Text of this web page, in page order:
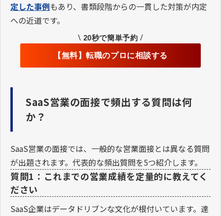
定した事例もあり、書類段階からの一貫した対策が内定
への近道です。
\ 20秒で簡単予約 /
【無料】転職のプロに相談する
SaaS営業の面接で頻出する質問は何
か？
SaaS営業の面接では、一般的な営業面接とは異なる質問
が出題されます。代表的な頻出質問を5つ紹介します。
質問1：これまでの営業成績を定量的に教えてく
ださい
SaaS企業はデータドリブンな文化が根付いています。達